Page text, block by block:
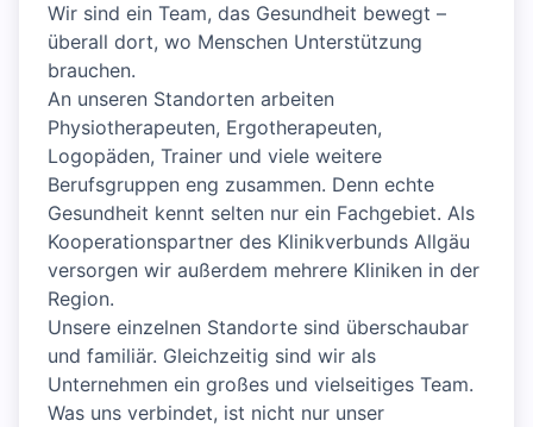
Wir sind ein Team, das Gesundheit bewegt –
überall dort, wo Menschen Unterstützung
brauchen.
An unseren Standorten arbeiten
Physiotherapeuten, Ergotherapeuten,
Logopäden, Trainer und viele weitere
Berufsgruppen eng zusammen. Denn echte
Gesundheit kennt selten nur ein Fachgebiet. Als
Kooperationspartner des Klinikverbunds Allgäu
versorgen wir außerdem mehrere Kliniken in der
Region.
Unsere einzelnen Standorte sind überschaubar
und familiär. Gleichzeitig sind wir als
Unternehmen ein großes und vielseitiges Team.
Was uns verbindet, ist nicht nur unser